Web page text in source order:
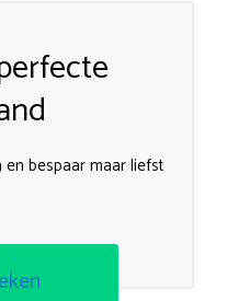
bespaar maar liefst